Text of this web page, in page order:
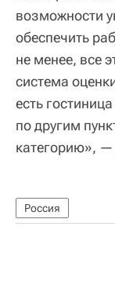
возможности
обеспечить
не менее, все
система
есть
по другим
категорию», —
Россия